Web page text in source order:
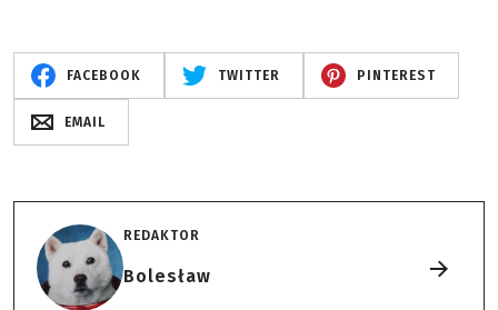
FACEBOOK TWITTER PINTEREST
EMAIL
REDAKTOR
Bolesław